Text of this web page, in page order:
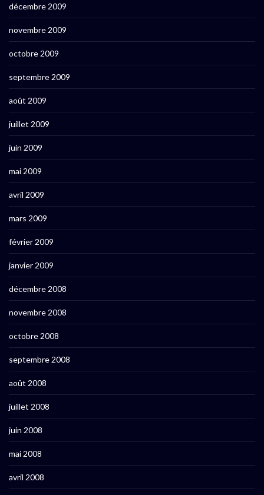
décembre 2009
novembre 2009
octobre 2009
septembre 2009
août 2009
juillet 2009
juin 2009
mai 2009
avril 2009
mars 2009
février 2009
janvier 2009
décembre 2008
novembre 2008
octobre 2008
septembre 2008
août 2008
juillet 2008
juin 2008
mai 2008
avril 2008